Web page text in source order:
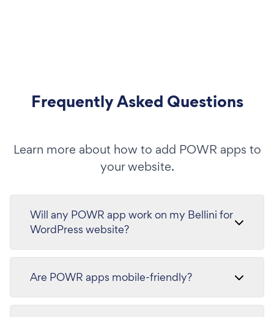
Frequently Asked Questions
Learn more about how to add POWR apps to
your website.
Will any POWR app work on my Bellini for
WordPress website?
Are POWR apps mobile-friendly?